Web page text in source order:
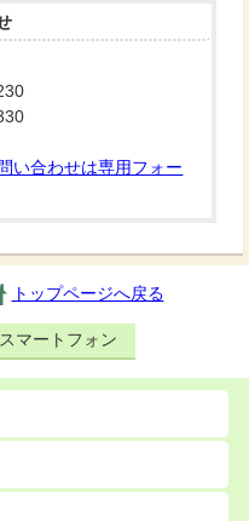
い合わせは専用フォー
トップページへ戻る
スマートフォン